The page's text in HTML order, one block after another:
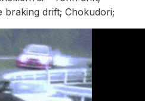
braking drift; Chokudori;